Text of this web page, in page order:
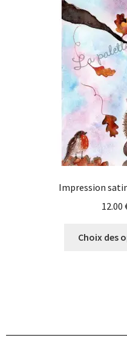
Impression
12.00
Choix des